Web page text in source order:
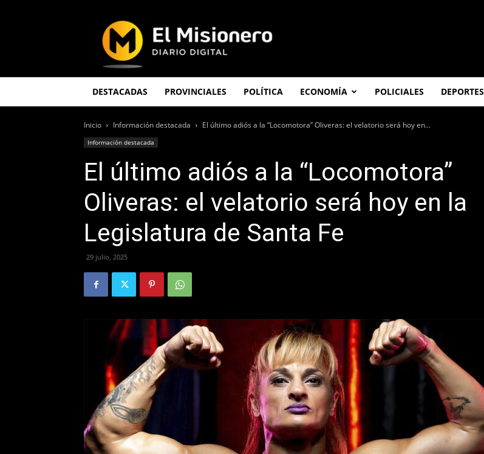
Misionero
DESTACADAS PROVINCIALES POLÍTICA ECONOMÍA POLICIALES DEPORTES
Inicio Información destacada El último adiós a la “Locomotora” Oliveras: el velatorio será hoy en...
Información destacada
El último adiós a la “Locomotora”
Oliveras: el velatorio será hoy en la
Legislatura de Santa Fe
29 julio, 2025